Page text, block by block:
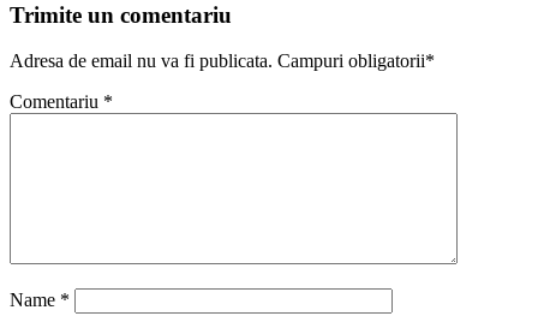
Trimite un comentariu
Adresa de email nu va fi publicata. Campuri obligatorii*
Comentariu *
Name *